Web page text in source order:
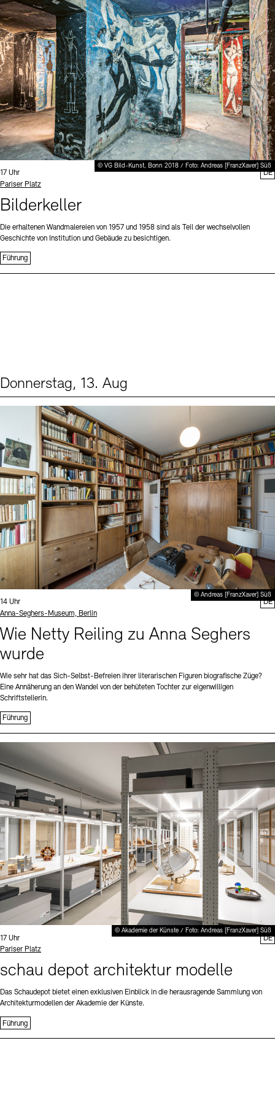
Stellenangebote Newsletter Presse
Nachhaltigkeit Kontakt
Digitale Sammlungen Exil-Archive
© VG Bild-Kunst, Bonn 2018 / Foto: Andreas [FranzXaver] Süß
Uhrzeit:
17 Uhr
Standort
Pariser Platz
Bilderkeller
Die erhaltenen Wandmalereien von 1957 und 1958 sind als Teil der wechselvollen
Geschichte von Institution und Gebäude zu besichtigen.
Führung
DE
Donnerstag, 13. Aug
© Andreas [FranzXaver] Süß
Uhrzeit:
14 Uhr
Standort
Anna-Seghers-Museum, Berlin
Wie Netty Reiling zu Anna Seghers
wurde
Wie sehr hat das Sich-Selbst-Befreien ihrer literarischen Figuren biografische Züge?
Eine Annäherung an den Wandel von der behüteten Tochter zur eigenwilligen
Schriftstellerin.
Führung
DE
© Akademie der Künste / Foto: Andreas [FranzXaver] Süß
Uhrzeit:
17 Uhr
Standort
Pariser Platz
schau depot architektur modelle
Das Schaudepot bietet einen exklusiven Einblick in die herausragende Sammlung von
Architekturmodellen der Akademie der Künste.
Führung
DE